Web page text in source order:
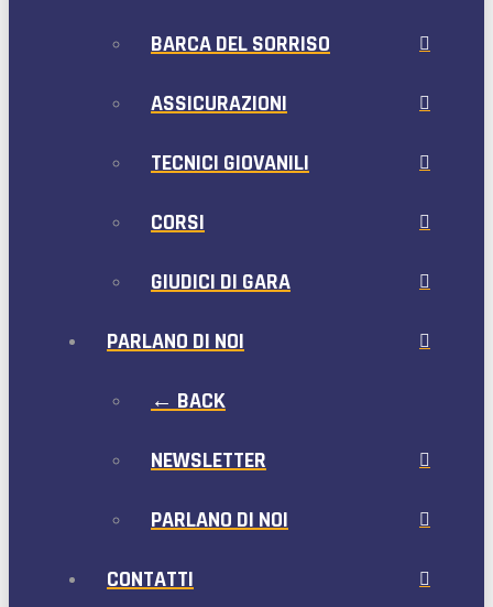
BARCA DEL SORRISO
ASSICURAZIONI
TECNICI GIOVANILI
CORSI
GIUDICI DI GARA
PARLANO DI NOI
← BACK
NEWSLETTER
PARLANO DI NOI
CONTATTI